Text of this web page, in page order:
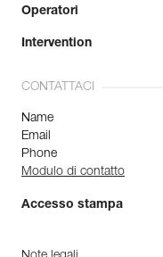
Operatori
Intervention
CONTATTACI
Name
Email
Phone
Modulo di contatto
Accesso stampa